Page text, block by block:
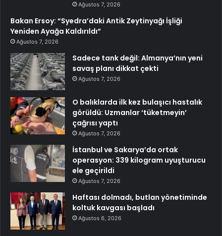
Ağustos 7, 2026
Bakan Ersoy: “Syedra’daki Antik Zeytinyağı İşliği
Yeniden Ayağa Kaldırıldı”
Ağustos 7, 2026
Sadece tank değil: Almanya’nın yeni
savaş planı dikkat çekti
Ağustos 7, 2026
O balıklarda ilk kez bulaşıcı hastalık
görüldü: Uzmanlar ‘tüketmeyin’
çağrısı yaptı
Ağustos 7, 2026
İstanbul ve Sakarya’da ortak
operasyon: 339 kilogram uyuşturucu
ele geçirildi
Ağustos 7, 2026
Haftası dolmadı, butlan yönetiminde
koltuk kavgası başladı
Ağustos 6, 2026